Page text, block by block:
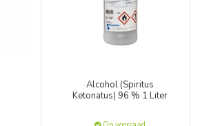
Alcohol (Spiritus
Ketonatus) 96 % 1 Liter